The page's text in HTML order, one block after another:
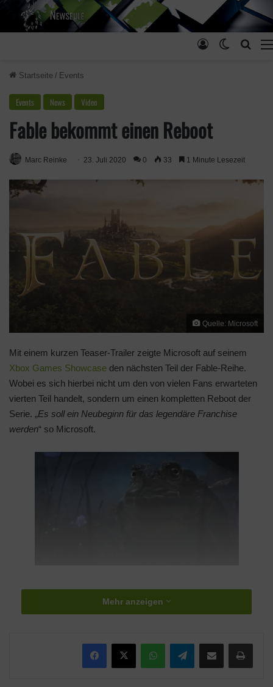
Skin
Anmelden
Startseite / Events
Events News Video
Fable bekommt einen Reboot
Marc Reinke 23. Juli 2020 0 33 1 Minute Lesezeit
Quelle: Microsoft
Mit einem kurzen Teaser-Trailer zeigte Microsoft auf seinem
Xbox Games Showcase den nächsten Teil der Fable-Reihe.
Wobei es sich hierbei nicht um den von vielen Fans erwarteten
vierten Teil handelt, sondern um einen kompletten Reboot der
Serie. „Es soll ein Neubeginn für das legendäre Franchise
werden“ so Microsoft.
Mit einem Happs im Maul – Quelle: Microsoft
eine Erzählerstimme und ein plötzlicher Stimmungsbruch durch
eine Kröte. Wir erinnern uns an das Hühnchen aus dem Intro zu
Mehr anzeigen
Telegram